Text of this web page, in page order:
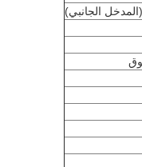
الجانبي)